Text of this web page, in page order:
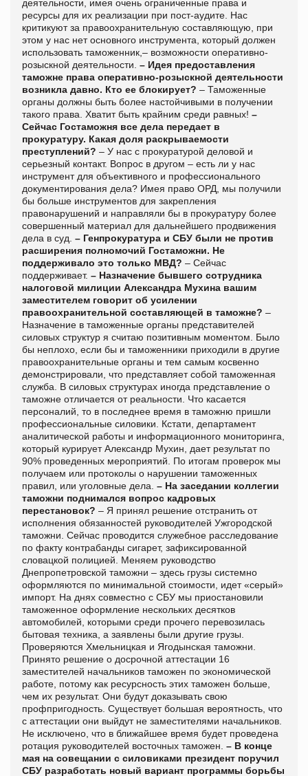
деятельности, имея очень ограниченные права и
ресурсы для их реализации при пост-аудите. Нас
критикуют за правоохранительную составляющую, при
этом у нас нет основного инструмента, который должен
использовать таможенник,– возможности оперативно-
розыскной деятельности. – Идея предоставления
таможне права оперативно-розыскной деятельности
возникла давно. Кто ее блокирует? – Таможенные
органы должны быть более настойчивыми в получении
такого права. Хватит быть крайним среди равных! –
Сейчас Гостаможня все дела передает в
прокуратуру. Какая доля раскрываемости
преступлений? – У нас с прокуратурой деловой и
серьезный контакт. Вопрос в другом – есть ли у нас
инструмент для объективного и профессионального
документирования дела? Имея право ОРД, мы получили
бы больше инструментов для закрепления
правонарушений и направляли бы в прокуратуру более
совершенный материал для дальнейшего продвижения
дела в суд. – Генпрокуратура и СБУ были не против
расширения полномочий Гостаможни. Не
поддерживало это только МВД? – Сейчас
поддерживает. – Назначение бывшего сотрудника
налоговой милиции Александра Мухина вашим
заместителем говорит об усилении
правоохранительной составляющей в таможне? –
Назначение в таможенные органы представителей
силовых структур я считаю позитивным моментом. Было
бы неплохо, если бы и таможенники приходили в другие
правоохранительные органы и тем самым косвенно
демонстрировали, что представляет собой таможенная
служба. В силовых структурах иногда представление о
таможне отличается от реальности. Что касается
персоналий, то в последнее время в таможню пришли
профессиональные силовики. Кстати, департамент
аналитической работы и информационного мониторинга,
который курирует Александр Мухин, дает результат по
90% проведенных мероприятий. По итогам проверок мы
получаем или протоколы о нарушении таможенных
правил, или уголовные дела. – На заседании коллегии
таможни поднимался вопрос кадровых
перестановок? – Я принял решение отстранить от
исполнения обязанностей руководителей Ужгородской
таможни. Сейчас проводится служебное расследование
по факту контрабанды сигарет, зафиксированной
словацкой полицией. Меняем руководство
Днепропетровской таможни – здесь грузы системно
оформляются по минимальной стоимости, идет «серый»
импорт. На днях совместно с СБУ мы приостановили
таможенное оформление нескольких десятков
автомобилей, которыми среди прочего перевозилась
бытовая техника, а заявлены были другие грузы.
Проверяются Хмельницкая и Ягодынская таможни.
Принято решение о досрочной аттестации 16
заместителей начальников таможен по экономической
работе, потому как ресурсность этих таможен больше,
чем их результат. Они будут доказывать свою
профпригодность. Существует большая вероятность, что
с аттестации они выйдут не заместителями начальников.
Не исключено, что в ближайшее время будет проведена
ротация руководителей восточных таможен. – В конце
мая на совещании с силовиками президент поручил
СБУ разработать новый вариант программы борьбы